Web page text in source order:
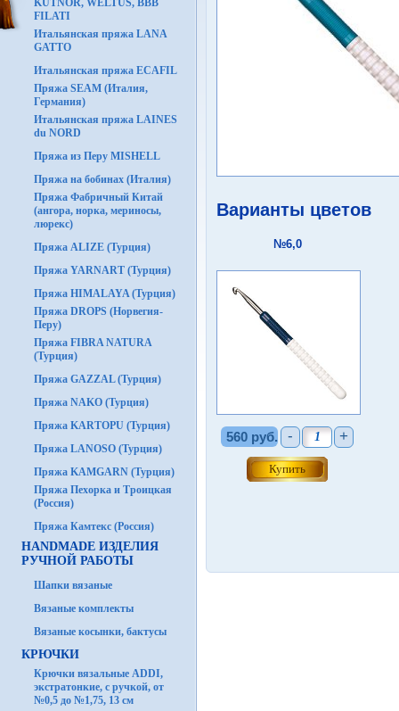
KUTNOR, WELTUS, BBB
FILATI
Итальянская пряжа LANA
GATTO
Итальянская пряжа ECAFIL
Пряжа SEAM (Италия,
Германия)
Итальянская пряжа LAINES
du NORD
Пряжа из Перу MISHELL
Пряжа на бобинах (Италия)
Пряжа Фабричный Китай
(ангора, норка, мериносы,
люрекс)
Пряжа ALIZE (Турция)
Пряжа YARNART (Турция)
Пряжа HIMALAYA (Турция)
Пряжа DROPS (Норвегия-
Перу)
Пряжа FIBRA NATURA
(Турция)
Пряжа GAZZAL (Турция)
Пряжа NAKO (Турция)
Пряжа KARTOPU (Турция)
Пряжа LANOSO (Турция)
Пряжа KAMGARN (Турция)
Пряжа Пехорка и Троицкая
(Россия)
Пряжа Камтекс (Россия)
HANDMADE ИЗДЕЛИЯ
РУЧНОЙ РАБОТЫ
Шапки вязаные
Вязаные комплекты
Вязаные косынки, бактусы
КРЮЧКИ
Крючки вязальные ADDI,
экстратонкие, с ручкой, от
№0,5 до №1,75, 13 см
Варианты цветов
№6,0
560 руб. - +